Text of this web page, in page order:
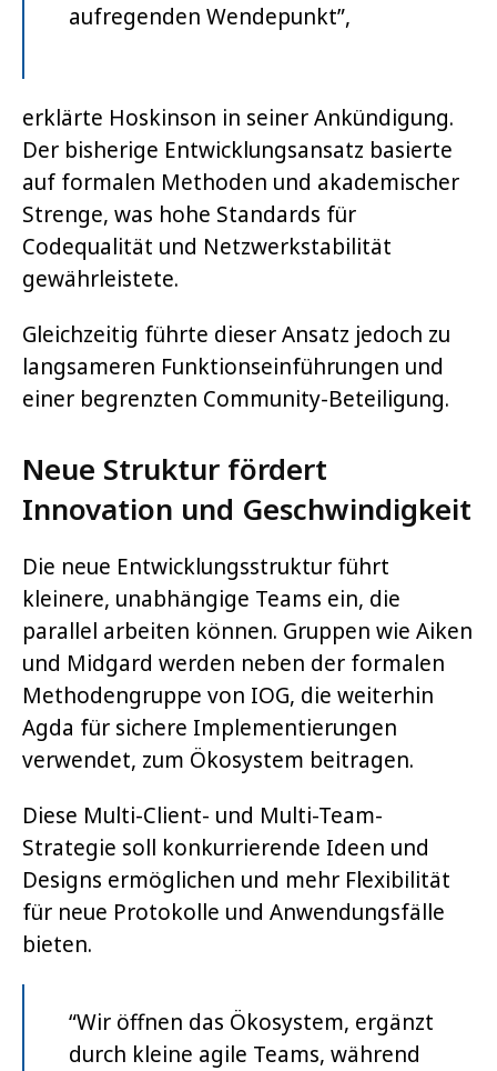
aufregenden Wendepunkt”,
erklärte Hoskinson in seiner Ankündigung.
Der bisherige Entwicklungsansatz basierte
auf formalen Methoden und akademischer
Strenge, was hohe Standards für
Codequalität und Netzwerkstabilität
gewährleistete.
Gleichzeitig führte dieser Ansatz jedoch zu
langsameren Funktionseinführungen und
einer begrenzten Community-Beteiligung.
Neue Struktur fördert
Innovation und Geschwindigkeit
Die neue Entwicklungsstruktur führt
kleinere, unabhängige Teams ein, die
parallel arbeiten können. Gruppen wie Aiken
und Midgard werden neben der formalen
Methodengruppe von IOG, die weiterhin
Agda für sichere Implementierungen
verwendet, zum Ökosystem beitragen.
Diese Multi-Client- und Multi-Team-
Strategie soll konkurrierende Ideen und
Designs ermöglichen und mehr Flexibilität
für neue Protokolle und Anwendungsfälle
bieten.
“Wir öffnen das Ökosystem, ergänzt
durch kleine agile Teams, während